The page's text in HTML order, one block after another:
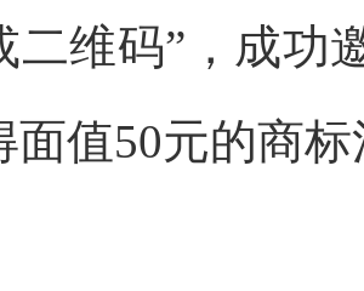
二维码”，成功
面值50元的商